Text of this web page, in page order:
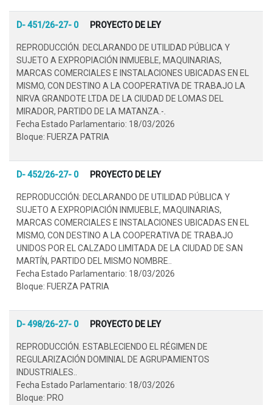
D- 451/26-27- 0 PROYECTO DE LEY
REPRODUCCIÓN. DECLARANDO DE UTILIDAD PÚBLICA Y
SUJETO A EXPROPIACIÓN INMUEBLE, MAQUINARIAS,
MARCAS COMERCIALES E INSTALACIONES UBICADAS EN EL
MISMO, CON DESTINO A LA COOPERATIVA DE TRABAJO LA
NIRVA GRANDOTE LTDA DE LA CIUDAD DE LOMAS DEL
MIRADOR, PARTIDO DE LA MATANZA.-.
Fecha Estado Parlamentario: 18/03/2026
Bloque: FUERZA PATRIA
D- 452/26-27- 0 PROYECTO DE LEY
REPRODUCCIÓN: DECLARANDO DE UTILIDAD PÚBLICA Y
SUJETO A EXPROPIACIÓN INMUEBLE, MAQUINARIAS,
MARCAS COMERCIALES E INSTALACIONES UBICADAS EN EL
MISMO, CON DESTINO A LA COOPERATIVA DE TRABAJO
UNIDOS POR EL CALZADO LIMITADA DE LA CIUDAD DE SAN
MARTÍN, PARTIDO DEL MISMO NOMBRE..
Fecha Estado Parlamentario: 18/03/2026
Bloque: FUERZA PATRIA
D- 498/26-27- 0 PROYECTO DE LEY
REPRODUCCIÓN. ESTABLECIENDO EL RÉGIMEN DE
REGULARIZACIÓN DOMINIAL DE AGRUPAMIENTOS
INDUSTRIALES..
Fecha Estado Parlamentario: 18/03/2026
Bloque: PRO